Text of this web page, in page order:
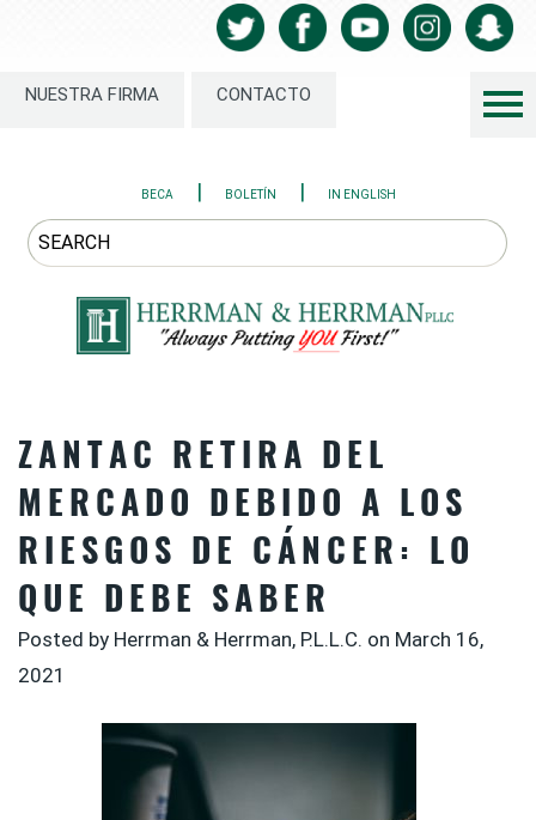
NUESTRA FIRMA CONTACTO
BECA | BOLETÍN | IN ENGLISH
ZANTAC RETIRA DEL
MERCADO DEBIDO A LOS
RIESGOS DE CÁNCER: LO
QUE DEBE SABER
Posted by Herrman & Herrman, P.L.L.C. on March 16,
2021